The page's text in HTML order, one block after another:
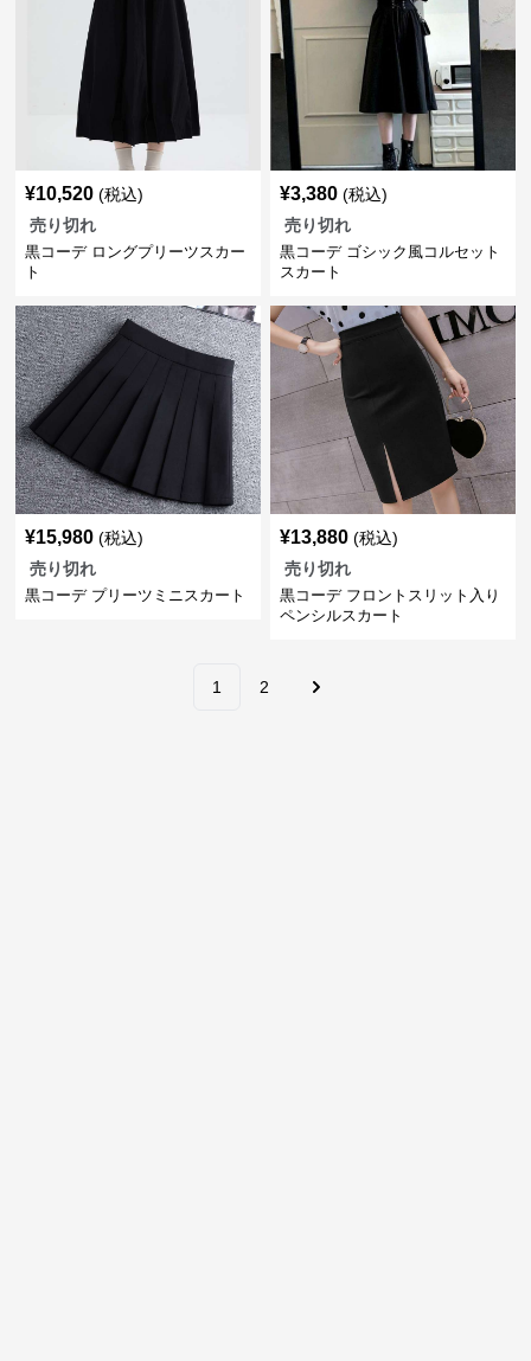
¥10,520 (税込)
売り切れ
黒コーデ ロングプリーツスカー
ト
¥3,380 (税込)
売り切れ
黒コーデ ゴシック風コルセット
スカート
¥15,980 (税込)
売り切れ
黒コーデ プリーツミニスカート
¥13,880 (税込)
売り切れ
黒コーデ フロントスリット入り
ペンシルスカート
1 2